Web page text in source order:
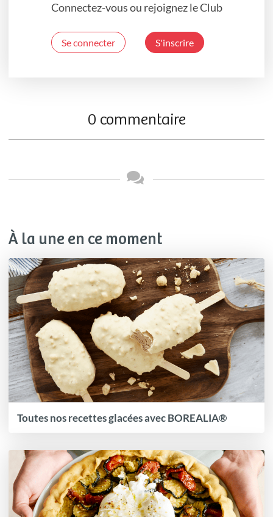
Connectez-vous ou rejoignez le Club
Se connecter S'inscrire
0 commentaire
À la une en ce moment
Toutes nos recettes glacées avec BOREALIA®